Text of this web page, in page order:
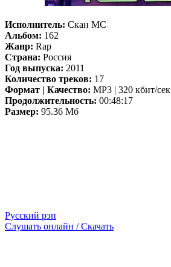
Исполнитель: Скан МС
Альбом: 162
Жанр: Rap
Страна: Россия
Год выпуска: 2011
Количество треков: 17
Формат | Качество: MP3 | 320 кбит/сек
Продолжительность: 00:48:17
Размер: 95.36 Мб
Русский рэп
Слушать онлайн / Скачать